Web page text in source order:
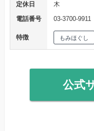
定休日
木
電話番号
03-3700-9911
特徴 もみほぐし
公式